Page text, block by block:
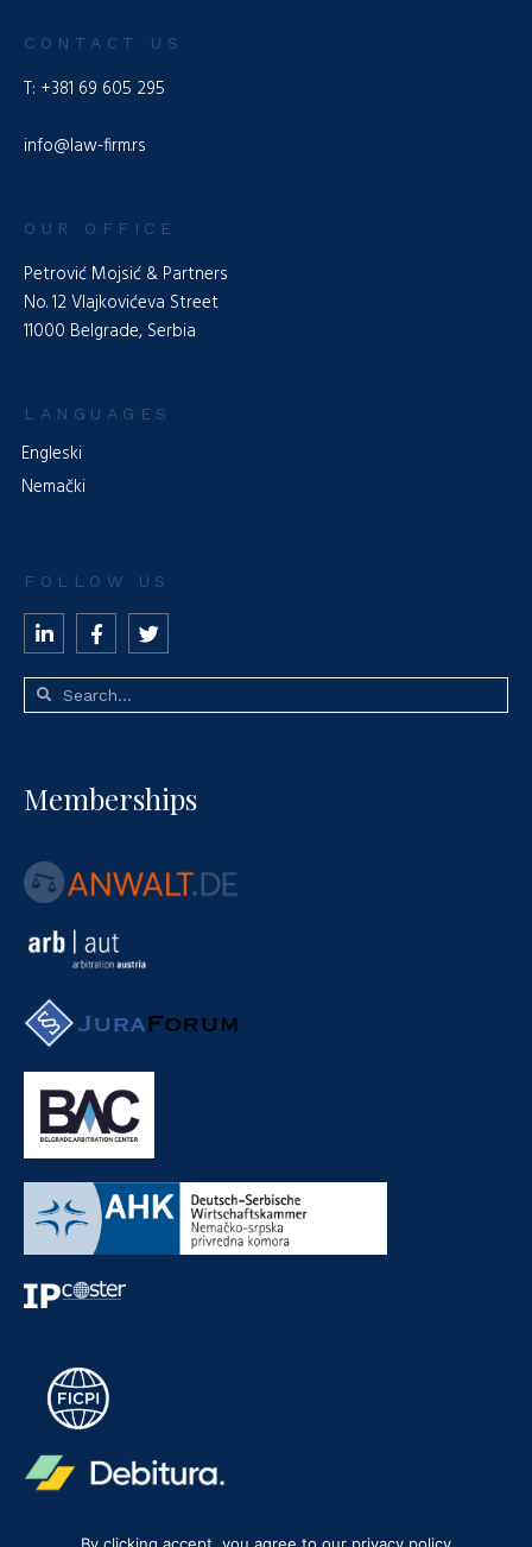
CONTACT US
T: +381 69 605 295
info@law-firm.rs
OUR OFFICE
Petrović Mojsić & Partners
No. 12 Vlajkovićeva Street
11000 Belgrade, Serbia
LANGUAGES
Engleski
Nemački
FOLLOW US
Memberships